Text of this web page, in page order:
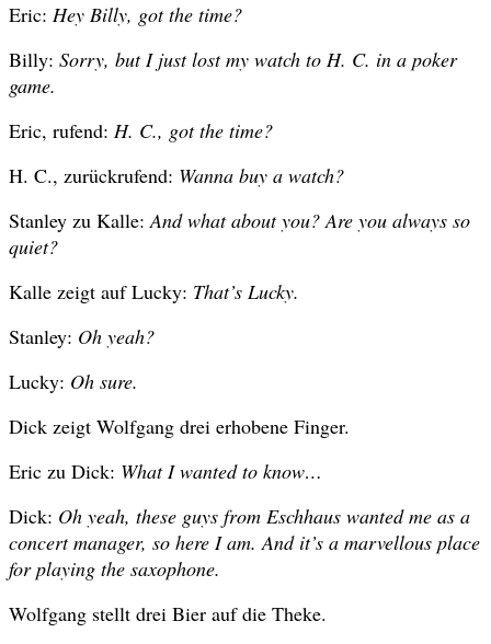
Eric: Hey Billy, got the time?
Billy: Sorry, but I just lost my watch to H. C. in a poker
game.
Eric, rufend: H. C., got the time?
H. C., zurückrufend: Wanna buy a watch?
Stanley zu Kalle:And what about you? Are you always so
quiet?
Kalle zeigt auf Lucky: That’s Lucky.
Stanley: Oh yeah?
Lucky: Oh sure.
Dick zeigt Wolfgang drei erhobene Finger.
Eric zu Dick: What I wanted to know…
Dick: Oh yeah, these guys from Eschhaus wanted me as a
concert manager, so here I am. And it’s a marvellous place
for playing the saxophone.
Wolfgang stellt drei Bier auf die Theke.